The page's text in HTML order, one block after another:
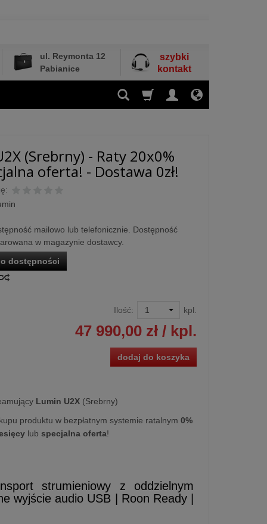
ul. Reymonta 12
Pabianice
szybki
kontakt
(Srebrny) - Raty 20x0%
oferta! - Dostawa 0zł!
mailowo lub telefonicznie. Dostępność
w magazynie dostawcy.
dostępności
Ilość: kpl.
47 990,00 zł/ kpl.
dodaj do koszyka
Lumin U2X(Srebrny)
produktu w bezpłatnym systemie ratalnym 0%
lub specjalna oferta!
strumieniowy z oddzielnym
wyjście audio USB | Roon Ready |